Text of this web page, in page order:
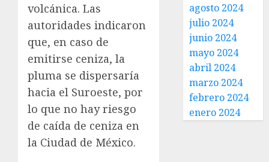
volcánica. Las
autoridades indicaron
que, en caso de
emitirse ceniza, la
pluma se dispersaría
hacia el Suroeste, por
lo que no hay riesgo
de caída de ceniza en
la Ciudad de México.
agosto 2024
julio 2024
junio 2024
mayo 2024
abril 2024
marzo 2024
febrero 2024
enero 2024